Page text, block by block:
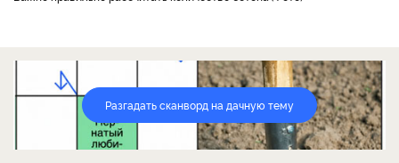
Разгадать сканворд на дачную тему